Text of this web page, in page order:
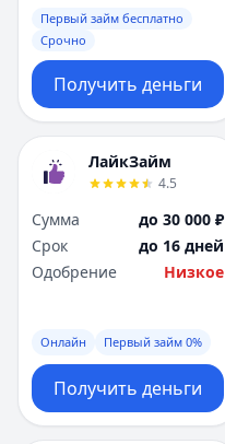
Первый займ бесплатно
Срочно
Получить деньги
ЛайкЗайм
4.5
Сумма
до 30 000 ₽
Срок
до 16 дней
Одобрение
Низкое
Онлайн Первый займ 0%
Получить деньги